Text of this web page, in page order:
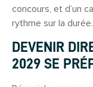
concours, et d’un
rythme sur la durée.
DEVENIR
2029 SE